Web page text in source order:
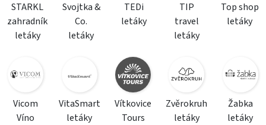
STARKL
zahradník
letáky
Svojtka &
Co.
letáky
TEDi
letáky
TIP
travel
letáky
Top shop
letáky
Vicom
Víno
VitaSmart
letáky
Vítkovice
Tours
Zvěrokruh
letáky
Žabka
letáky